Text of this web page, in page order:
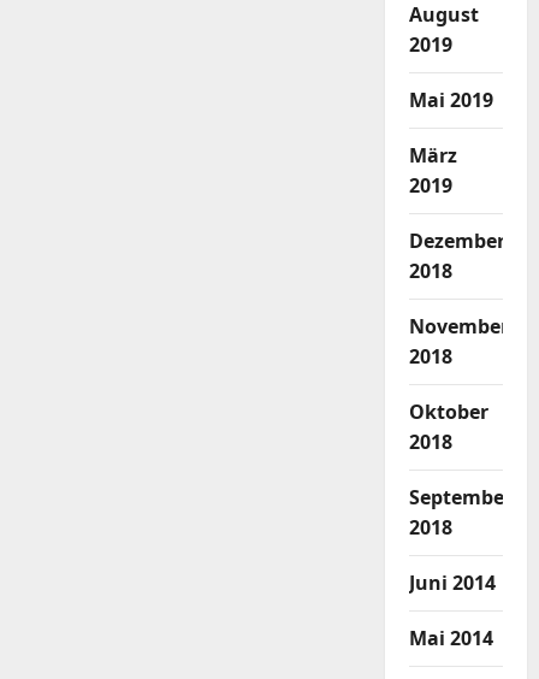
August
2019
Mai 2019
März
2019
Dezember
2018
November
2018
Oktober
2018
September
2018
Juni 2014
Mai 2014